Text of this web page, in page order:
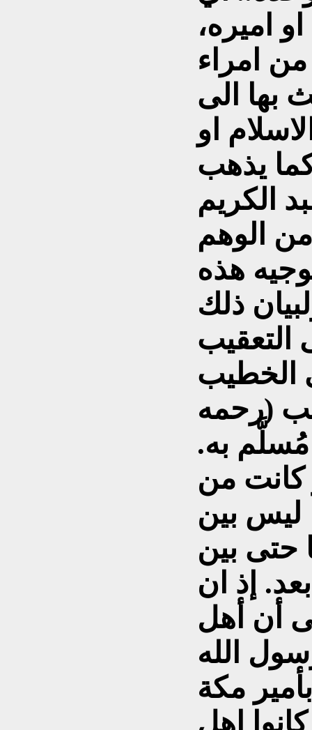
اميره،
امراء
بها الى
او
في الدين)(1)، كما يذهب
الكريم
الوهم
هذه
ذلك
(رحمه
مُسلَّم به.
كانت من
ليس بين
حتى بين
إذ ان
أن أهل
الله
مكة
ان كانوا اهل